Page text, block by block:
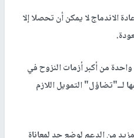
الاندماج لا يمكن أن تحصلا إلا
من أكبر أزمات النزوح في
لــ"تضاؤل" التمويل اللازم